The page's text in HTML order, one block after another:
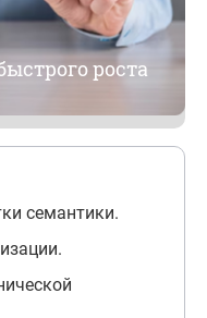
роста
семантики.